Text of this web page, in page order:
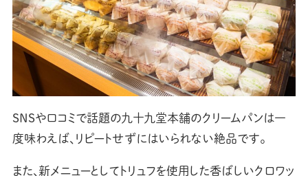
SNSや口コミで話題の九十九堂本舗のクリームパンは一
度味わえば、リピートせずにはいられない絶品です。
また、新メニューとしてトリュフを使用した香ばしいクロワッ